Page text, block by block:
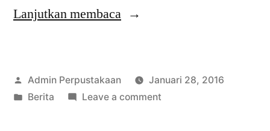
Lanjutkan membaca“Serah
Buku
Posted
by
Admin Perpustakaan
Januari 28, 2016
Posted
Berita Leave a commenton